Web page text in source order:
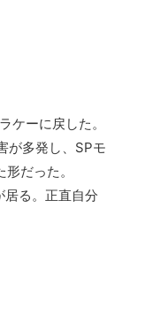
ーに戻した。
が多発し、SPモ
だった。
る。正直自分